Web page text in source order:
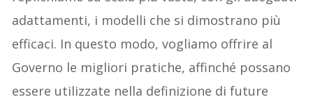
adattamenti, i modelli che si dimostrano più
efficaci. In questo modo, vogliamo offrire al
Governo le migliori pratiche, affinché possano
essere utilizzate nella definizione di future